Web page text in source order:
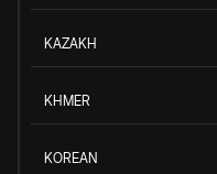
KAZAKH
KHMER
KOREAN